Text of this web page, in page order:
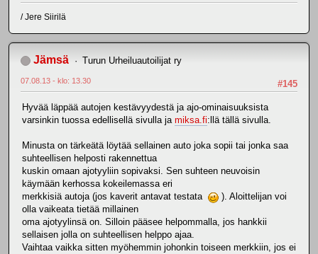
/ Jere Siirilä
Jämsä Turun Urheiluautoilijat ry
#145
07.08.13 - klo: 13.30
Hyvää läppää autojen kestävyydestä ja ajo-ominaisuuksista
varsinkin tuossa edellisellä sivulla ja miksa.fi:llä tällä sivulla.
Minusta on tärkeätä löytää sellainen auto joka sopii tai jonka saa
suhteellisen helposti rakennettua
kuskin omaan ajotyyliin sopivaksi. Sen suhteen neuvoisin
käymään kerhossa kokeilemassa eri
merkkisiä autoja (jos kaverit antavat testata
). Aloittelijan voi
olla vaikeata tietää millainen
oma ajotyylinsä on. Silloin pääsee helpommalla, jos hankkii
sellaisen jolla on suhteellisen helppo ajaa.
Vaihtaa vaikka sitten myöhemmin johonkin toiseen merkkiin, jos ei